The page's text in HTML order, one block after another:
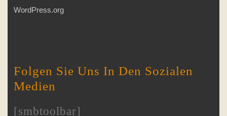
WordPress.org
Folgen Sie Uns In Den Sozialen
Medien
[smbtoolbar]